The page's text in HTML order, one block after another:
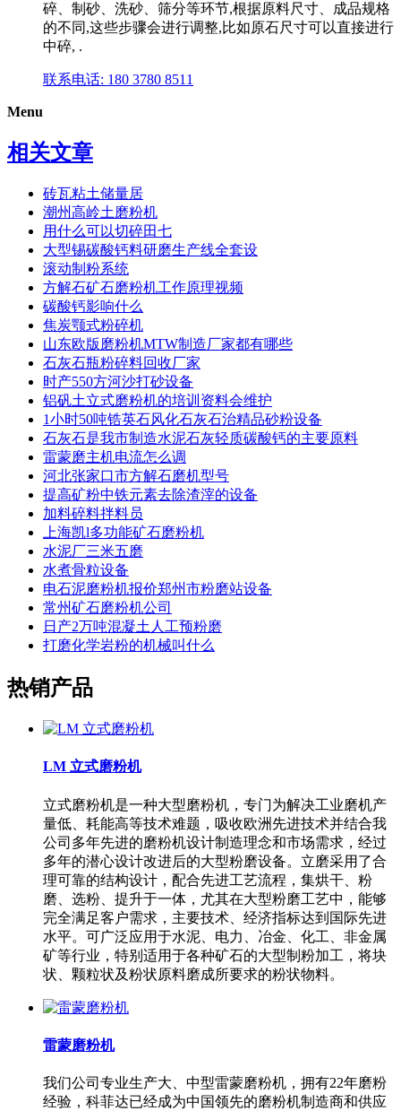
碎、制砂、洗砂、筛分等环节,根据原料尺寸、成品规格
的不同,这些步骤会进行调整,比如原石尺寸可以直接进行
中碎, .
联系电话: 180 3780 8511
Menu
相关文章
砖瓦粘土储量居
潮州高岭土磨粉机
用什么可以切碎田七
大型锡碳酸钙料研磨生产线全套设
滚动制粉系统
方解石矿石磨粉机工作原理视频
碳酸钙影响什么
焦炭颚式粉碎机
山东欧版磨粉机MTW制造厂家都有哪些
石灰石瓶粉碎料回收厂家
时产550方河沙打砂设备
铝矾土立式磨粉机的培训资料会维护
1小时50吨锆英石风化石灰石治精品砂粉设备
石灰石是我市制造水泥石灰轻质碳酸钙的主要原料
雷蒙磨主机电流怎么调
河北张家口市方解石磨机型号
提高矿粉中铁元素去除渣滓的设备
加料碎料拌料员
上海凯l多功能矿石磨粉机
水泥厂三米五磨
水煮骨粒设备
电石泥磨粉机报价郑州市粉磨站设备
常州矿石磨粉机公司
日产2万吨混凝土人工预粉磨
打磨化学岩粉的机械叫什么
热销产品
LM 立式磨粉机
立式磨粉机是一种大型磨粉机，专门为解决工业磨机产
量低、耗能高等技术难题，吸收欧洲先进技术并结合我
公司多年先进的磨粉机设计制造理念和市场需求，经过
多年的潜心设计改进后的大型粉磨设备。立磨采用了合
理可靠的结构设计，配合先进工艺流程，集烘干、粉
磨、选粉、提升于一体，尤其在大型粉磨工艺中，能够
完全满足客户需求，主要技术、经济指标达到国际先进
水平。可广泛应用于水泥、电力、冶金、化工、非金属
矿等行业，特别适用于各种矿石的大型制粉加工，将块
状、颗粒状及粉状原料磨成所要求的粉状物料。
雷蒙磨粉机
我们公司专业生产大、中型雷蒙磨粉机，拥有22年磨粉
经验，科菲达已经成为中国领先的磨粉机制造商和供应